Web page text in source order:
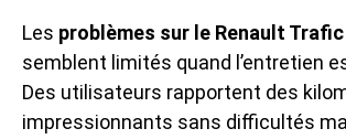
Les problèmes sur le Renault Trafic
semblent limités quand l’entretien
Des utilisateurs rapportent des
impressionnants sans difficultés